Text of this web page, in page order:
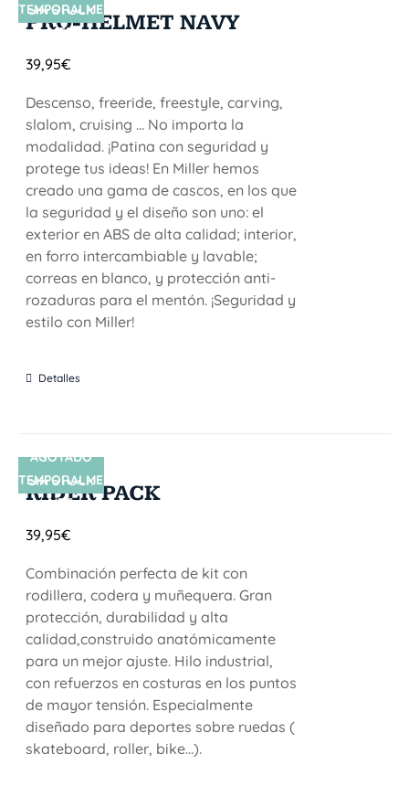
SIN STOCK
TEMPORALME
NTE
PRO-HELMET NAVY
39,95€
Descenso, freeride, freestyle, carving,
slalom, cruising ... No importa la
modalidad. ¡Patina con seguridad y
protege tus ideas! En Miller hemos
creado una gama de cascos, en los que
la seguridad y el diseño son uno: el
exterior en ABS de alta calidad; interior,
en forro intercambiable y lavable;
correas en blanco, y protección anti-
rozaduras para el mentón. ¡Seguridad y
estilo con Miller!
Detalles
SIN STOCK
AGOTADO
TEMPORALME
NTE
RIDER PACK
39,95€
Combinación perfecta de kit con
rodillera, codera y muñequera. Gran
protección, durabilidad y alta
calidad,construido anatómicamente
para un mejor ajuste. Hilo industrial,
con refuerzos en costuras en los puntos
de mayor tensión. Especialmente
diseñado para deportes sobre ruedas (
skateboard, roller, bike...).